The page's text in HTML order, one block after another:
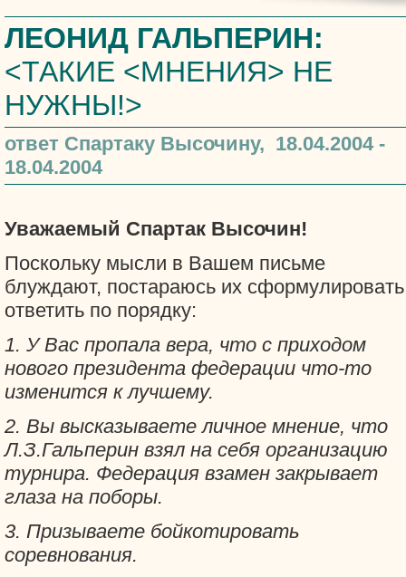
ЛЕОНИД ГАЛЬПЕРИН:
<ТАКИЕ <МНЕНИЯ> НЕ
НУЖНЫ!>
ответ Спартаку Высочину, 18.04.2004 -
18.04.2004
Уважаемый Спартак Высочин!
Поскольку мысли в Вашем письме
блуждают, постараюсь их
ответить по порядку:
1. У Вас пропала вера, что с приходом
нового президента федерации что-то
изменится к лучшему.
2. Вы высказываете личное мнение, что
Л.З.Гальперин взял на себя организацию
турнира. Федерация взамен закрывает
глаза на поборы.
3. Призываете бойкотировать
соревнования.